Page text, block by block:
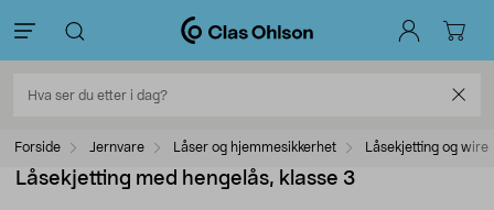
Forside Jernvare Låser og hjemmesikkerhet Låsekjetting og wire
Låsekjetting med hengelås, klasse 3